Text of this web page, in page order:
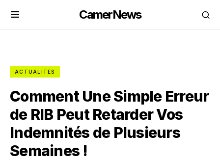
CamerNews
ACTUALITÉS
Comment Une Simple Erreur
de RIB Peut Retarder Vos
Indemnités de Plusieurs
Semaines !